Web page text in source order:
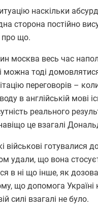
наскільки
сторона постійно
про що.
москва весь час
можна тоді
переговорів –
в англійській мові
реального
це взагалі
готувалися
удали, що вона
в ні що інше, як
що допомога
силі взагалі не було.